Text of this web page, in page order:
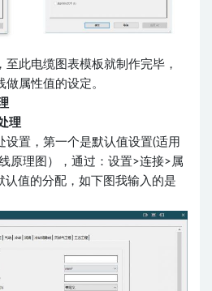
此电缆图表模板就制作完毕，
属性值的设定。
理
设置，第一个是默认值设置(适用
原理图），通过：设置>连接>属
认值的分配，如下图我输入的是